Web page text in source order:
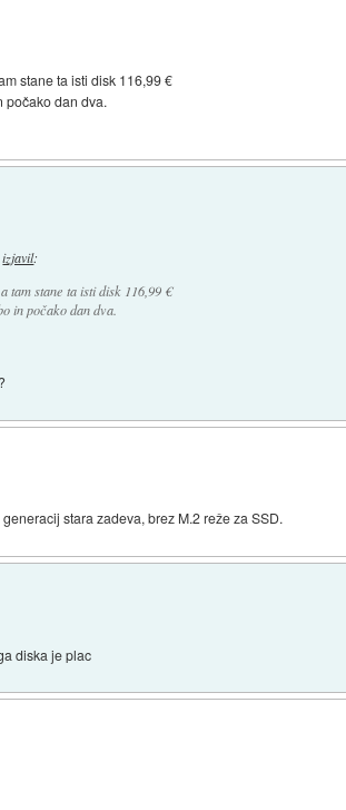
stane ta isti disk 116,99 €
počako dan dva.
izjavil:
tam stane ta isti disk 116,99 €
in počako dan dva.
stara zadeva, brez M.2 reže za SSD.
diska je plac